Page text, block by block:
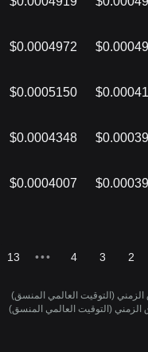
$0.0004972
$0.0005150
$0.0004348
$0.0004007
2
3
4
•••
13
الزمني (التوقيت العالمي المنسق)
الزمني (التوقيت العالمي المنسق)